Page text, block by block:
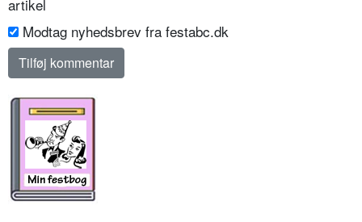
artikel
Modtag nyhedsbrev fra festabc.dk